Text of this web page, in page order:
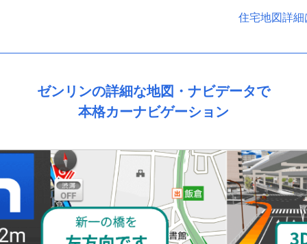
住宅地図詳
ゼンリンの詳細な地図・ナビデータで
本格カーナビゲーション